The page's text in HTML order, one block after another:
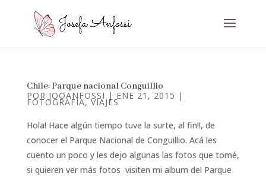
Chile: Parque nacional Conguillio
POR JOOANFOSSI | ENE 21, 2015 |
FOTOGRAFÍA,VIAJES
Hola! Hace algún tiempo tuve la surte, al fin!!, de
conocer el Parque Nacional de Conguillio. Acá les
cuento un poco y les dejo algunas las fotos que tomé,
si quieren ver más fotos visiten mi album del Parque